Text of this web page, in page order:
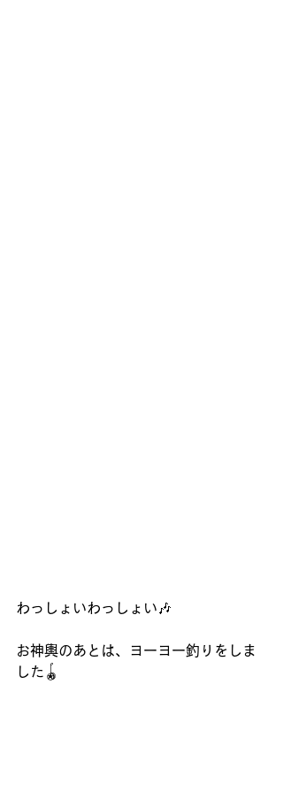
わっしょいわっしょい🎶
お神輿のあとは、ヨーヨー釣りをしま
した🪀